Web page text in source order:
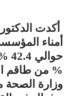
أكدت
أمناء
% من طاقم
وزارة الصحة